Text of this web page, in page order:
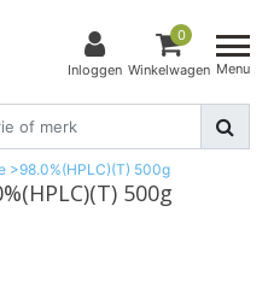
Inloggen
0
Winkelwagen Menu
>98.0%(HPLC)(T) 500g
500g